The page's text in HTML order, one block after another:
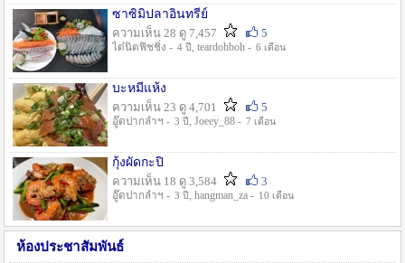
ซาซิมิปลาอินทรีย์
ความเห็น 28 ดู 7,457
5
ไต๋นิตฟิชชิ่ง - 4 ปี , teardohboh - 6 เดือน
บะหมี่แห้ง
ความเห็น 23 ดู 4,701
5
อู๊ดปากลำฯ - 3 ปี , Joeey_88 - 7 เดือน
กุ้งผัดกะปิ
ความเห็น 18 ดู 3,584
3
อู๊ดปากลำฯ - 3 ปี , hangman_za - 10 เดือน
ห้องประชาสัมพันธ์